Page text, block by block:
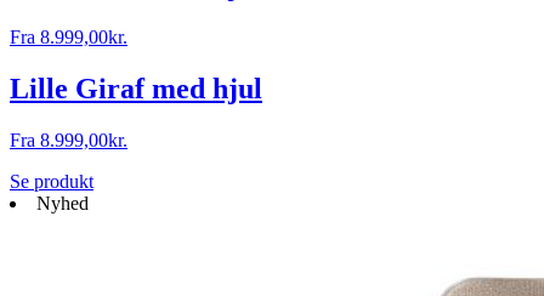
Fra 8.999,00kr.
Lille Giraf med hjul
Fra 8.999,00kr.
Se produkt
Nyhed